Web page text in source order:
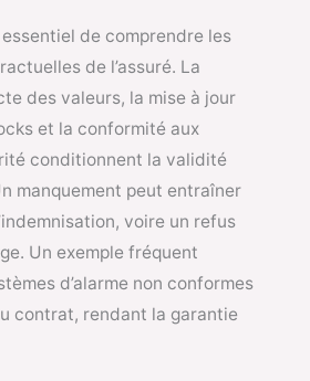
de comprendre les
de l’assuré. La
des valeurs, la mise à jour
et la conformité aux
conditionnent la validité
manquement peut entraîner
voire un refus
Un exemple fréquent
d’alarme non conformes
contrat, rendant la garantie